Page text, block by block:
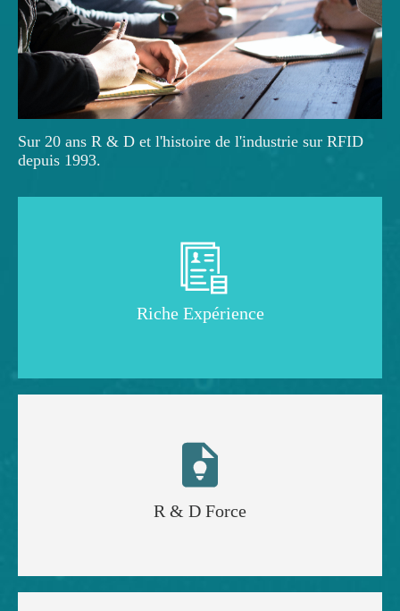
Sur 20 ans R & D et l'histoire de l'industrie sur RFID
depuis 1993.

Riche Expérience

R & D Force